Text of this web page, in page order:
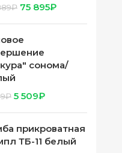
₽ 75 895₽
сонома/
₽ 5 509₽
прикроватная
ТБ-11 белый